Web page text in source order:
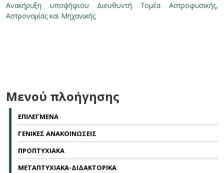
Ανακήρυξη υποψήφιου Διευθυντή Τομέα Αστροφυσικής,
Αστρονομίας και Μηχανικής
Μενού πλοήγησης
ΕΠΙΛΕΓΜΕΝΑ
ΓΕΝΙΚΕΣ ΑΝΑΚΟΙΝΩΣΕΙΣ
ΠΡΟΠΤΥΧΙΑΚΑ
ΜΕΤΑΠΤΥΧΙΑΚΑ-ΔΙΔΑΚΤΟΡΙΚΑ